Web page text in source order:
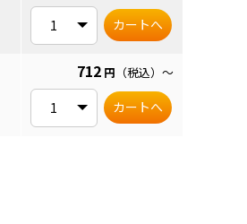
カートへ
712 円 （税込） ～
カートへ